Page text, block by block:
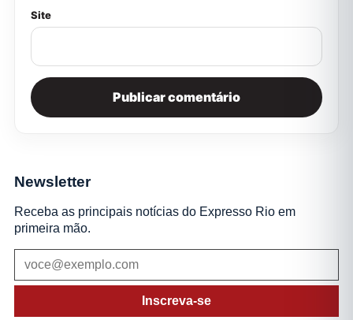
Site
Newsletter
Receba as principais notícias do Expresso Rio em
primeira mão.
Inscreva-se